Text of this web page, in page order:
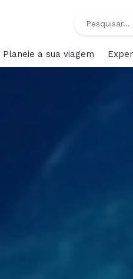
Planeie a sua viagem